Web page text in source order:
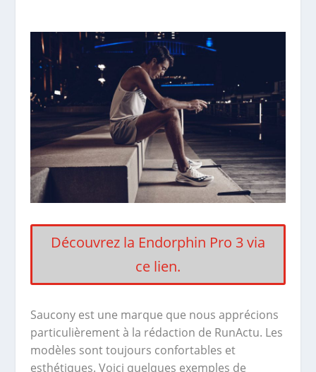
Découvrez la Endorphin Pro 3 via
ce lien.
Saucony est une marque que nous apprécions
particulièrement à la rédaction de RunActu. Les
modèles sont toujours confortables et
esthétiques. Voici quelques exemples de